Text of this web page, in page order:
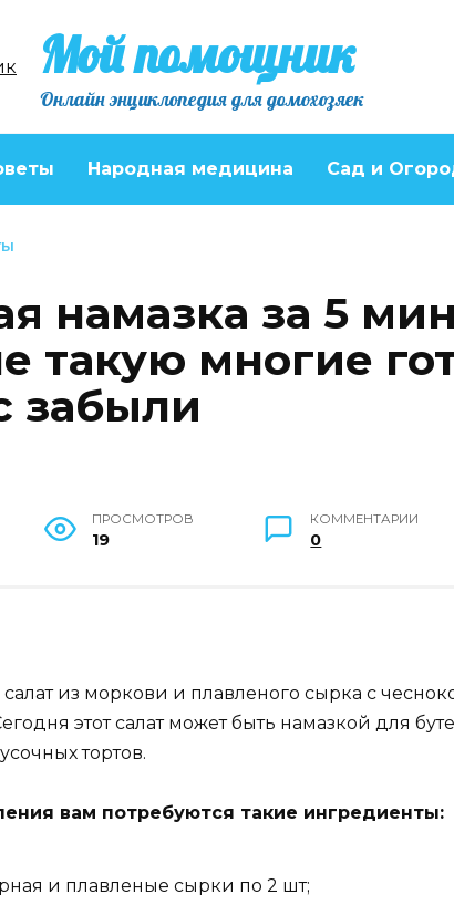
Мой помощник
Онлайн энциклопедия для домохозяек
Народная медицина Сад и
намазка за 5
такую многие
забыли
ПРОСМОТРОВ
19
КОММЕНТАРИИ
0
из моркови и плавленого сырка с
этот салат может быть намазкой для
тортов.
вам потребуются такие ингредиенты:
и плавленые сырки по 2 шт;